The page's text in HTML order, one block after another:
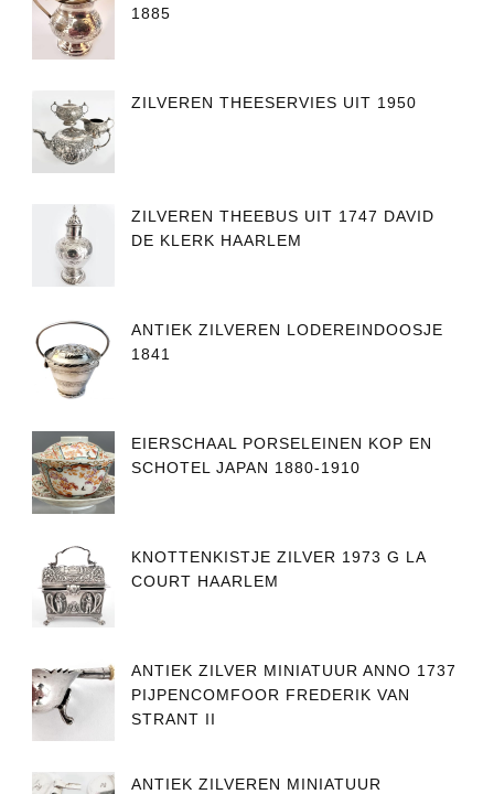
1885
ZILVEREN THEESERVIES UIT 1950
ZILVEREN THEEBUS UIT 1747 DAVID
DE KLERK HAARLEM
ANTIEK ZILVEREN LODEREINDOOSJE
1841
EIERSCHAAL PORSELEINEN KOP EN
SCHOTEL JAPAN 1880-1910
KNOTTENKISTJE ZILVER 1973 G LA
COURT HAARLEM
ANTIEK ZILVER MINIATUUR ANNO 1737
PIJPENCOMFOOR FREDERIK VAN
STRANT II
ANTIEK ZILVEREN MINIATUUR